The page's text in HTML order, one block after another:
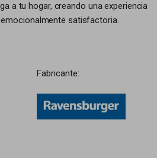
a tu hogar, creando una experiencia
satisfactoria.
Fabricante: